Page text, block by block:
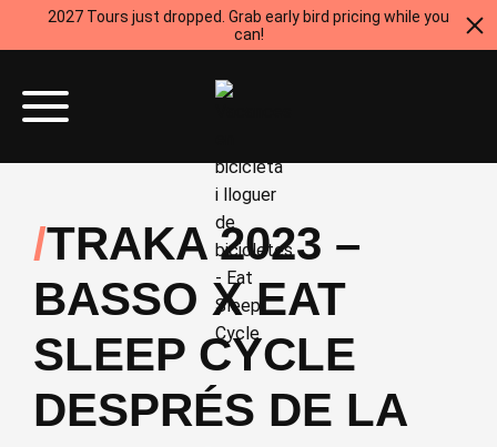
2027 Tours just dropped. Grab early bird pricing while you
can!
TRAKA 2023 –
BASSO X EAT
SLEEP CYCLE
DESPRÉS DE LA